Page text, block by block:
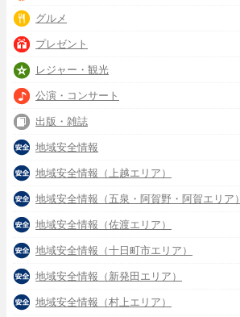
グルメ
プレゼント
レジャー・観光
公演・コンサート
出版・雑誌
地域安全情報
地域安全情報（上越エリア）
地域安全情報（五泉・阿賀野・阿賀エリア）
地域安全情報（佐渡エリア）
地域安全情報（十日町市エリア）
地域安全情報（新発田エリア）
地域安全情報（村上エリア）